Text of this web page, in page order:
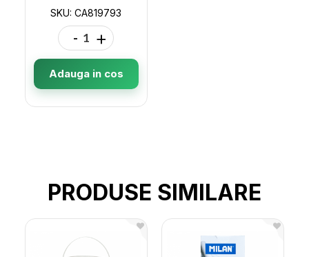
SKU: CA819793
- +
Adauga in cos
PRODUSE SIMILARE